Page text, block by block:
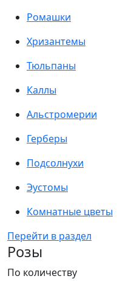
Ромашки
Хризантемы
Тюльпаны
Каллы
Альстромерии
Герберы
Подсолнухи
Эустомы
Комнатные цветы
Перейти в раздел
Розы
По количеству